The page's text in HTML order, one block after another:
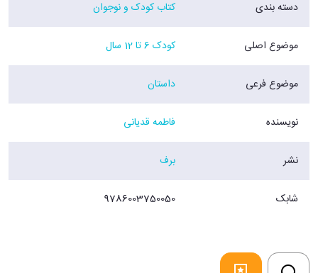
دسته بندی کتاب کودک و نوجوان
موضوع اصلی کودک 6 تا 12 سال
موضوع فرعی داستان
نویسنده فاطمه قدیانی
نشر برف
شابک 9786003750050